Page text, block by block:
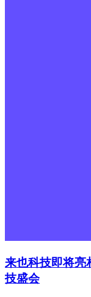
来也科技即将亮
技盛会